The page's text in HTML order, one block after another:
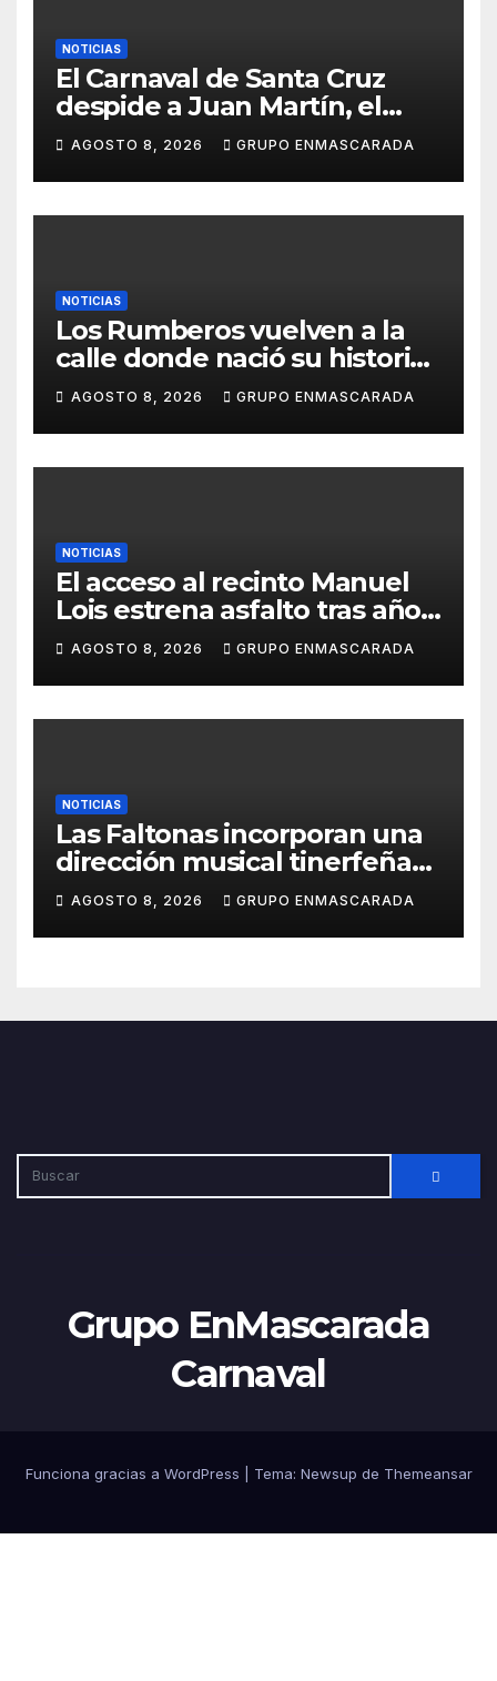
NOTICIAS
El Carnaval de Santa Cruz
despide a Juan Martín, el
inolvidable «Cristóbal Colón»
AGOSTO 8, 2026 GRUPO ENMASCARADA
NOTICIAS
Los Rumberos vuelven a la
calle donde nació su historia:
51 años después, el mismo
barrio, el mismo orgullo
AGOSTO 8, 2026 GRUPO ENMASCARADA
NOTICIAS
El acceso al recinto Manuel
Lois estrena asfalto tras años
de espera
AGOSTO 8, 2026 GRUPO ENMASCARADA
NOTICIAS
Las Faltonas incorporan una
dirección musical tinerfeña
para afrontar con ilusión el
Carnaval de Lanzarote
AGOSTO 8, 2026 GRUPO ENMASCARADA
Grupo EnMascarada
Carnaval
Funciona gracias a WordPress Tema: Newsup de Themeansar